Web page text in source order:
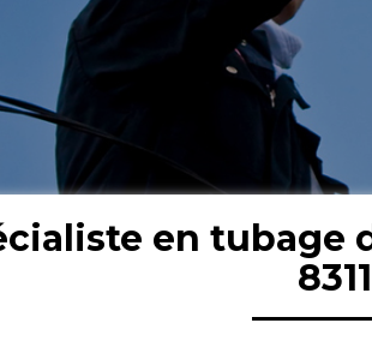
en tubage